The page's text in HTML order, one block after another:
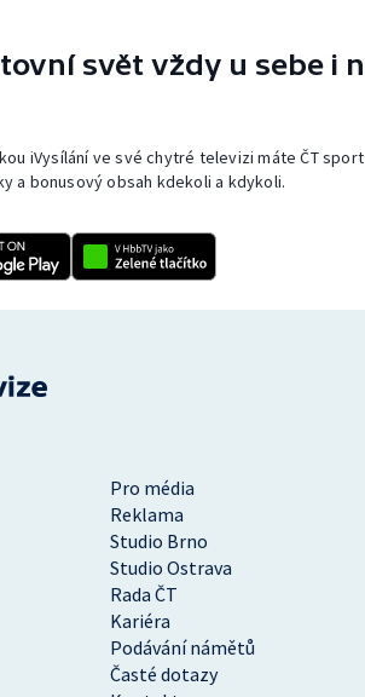
svět vždy u sebe i
iVysílání ve své chytré televizi máte ČT
a bonusový obsah kdekoli a kdykoli.
Pro média
Reklama
Studio Brno
Studio Ostrava
Rada ČT
Kariéra
Podávání námětů
Časté dotazy